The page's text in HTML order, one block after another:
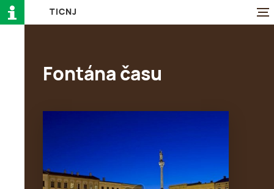
TI CN J
Fontána času